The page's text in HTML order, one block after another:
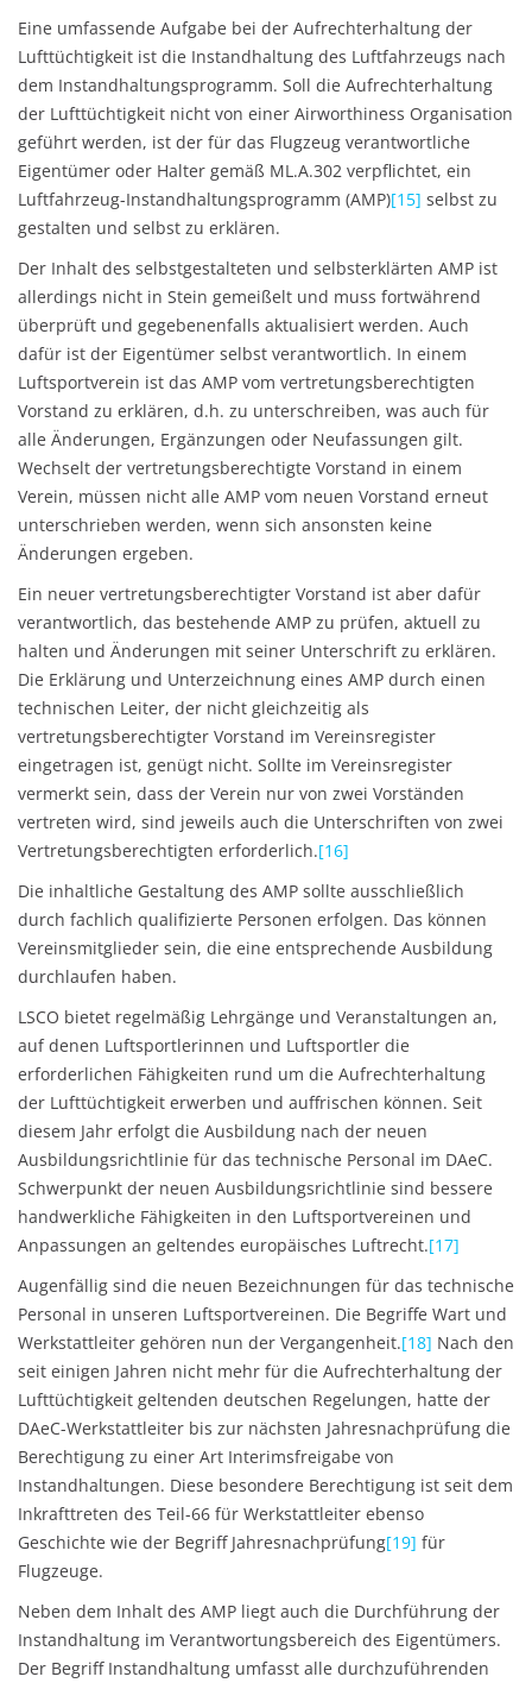
Eine umfassende Aufgabe bei der Aufrechterhaltung der
Lufttüchtigkeit ist die Instandhaltung des Luftfahrzeugs nach
dem Instandhaltungsprogramm. Soll die Aufrechterhaltung
der Lufttüchtigkeit nicht von einer Airworthiness Organisation
geführt werden, ist der für das Flugzeug verantwortliche
Eigentümer oder Halter gemäß ML.A.302 verpflichtet, ein
Luftfahrzeug-Instandhaltungsprogramm (AMP)[15] selbst zu
gestalten und selbst zu erklären.
Der Inhalt des selbstgestalteten und selbsterklärten AMP ist
allerdings nicht in Stein gemeißelt und muss fortwährend
überprüft und gegebenenfalls aktualisiert werden. Auch
dafür ist der Eigentümer selbst verantwortlich. In einem
Luftsportverein ist das AMP vom vertretungsberechtigten
Vorstand zu erklären, d.h. zu unterschreiben, was auch für
alle Änderungen, Ergänzungen oder Neufassungen gilt.
Wechselt der vertretungsberechtigte Vorstand in einem
Verein, müssen nicht alle AMP vom neuen Vorstand erneut
unterschrieben werden, wenn sich ansonsten keine
Änderungen ergeben.
Ein neuer vertretungsberechtigter Vorstand ist aber dafür
verantwortlich, das bestehende AMP zu prüfen, aktuell zu
halten und Änderungen mit seiner Unterschrift zu erklären.
Die Erklärung und Unterzeichnung eines AMP durch einen
technischen Leiter, der nicht gleichzeitig als
vertretungsberechtigter Vorstand im Vereinsregister
eingetragen ist, genügt nicht. Sollte im Vereinsregister
vermerkt sein, dass der Verein nur von zwei Vorständen
vertreten wird, sind jeweils auch die Unterschriften von zwei
Vertretungsberechtigten erforderlich.[16]
Die inhaltliche Gestaltung des AMP sollte ausschließlich
durch fachlich qualifizierte Personen erfolgen. Das können
Vereinsmitglieder sein, die eine entsprechende Ausbildung
durchlaufen haben.
LSCO bietet regelmäßig Lehrgänge und Veranstaltungen an,
auf denen Luftsportlerinnen und Luftsportler die
erforderlichen Fähigkeiten rund um die Aufrechterhaltung
der Lufttüchtigkeit erwerben und auffrischen können. Seit
diesem Jahr erfolgt die Ausbildung nach der neuen
Ausbildungsrichtlinie für das technische Personal im DAeC.
Schwerpunkt der neuen Ausbildungsrichtlinie sind bessere
handwerkliche Fähigkeiten in den Luftsportvereinen und
Anpassungen an geltendes europäisches Luftrecht.[17]
Augenfällig sind die neuen Bezeichnungen für das technische
Personal in unseren Luftsportvereinen. Die Begriffe Wart und
Werkstattleiter gehören nun der Vergangenheit.[18] Nach den
seit einigen Jahren nicht mehr für die Aufrechterhaltung der
Lufttüchtigkeit geltenden deutschen Regelungen, hatte der
DAeC-Werkstattleiter bis zur nächsten Jahresnachprüfung die
Berechtigung zu einer Art Interimsfreigabe von
Instandhaltungen. Diese besondere Berechtigung ist seit dem
Inkrafttreten des Teil-66 für Werkstattleiter ebenso
Geschichte wie der Begriff Jahresnachprüfung[19] für
Flugzeuge.
Neben dem Inhalt des AMP liegt auch die Durchführung der
Instandhaltung im Verantwortungsbereich des Eigentümers.
Der Begriff Instandhaltung umfasst alle durchzuführenden